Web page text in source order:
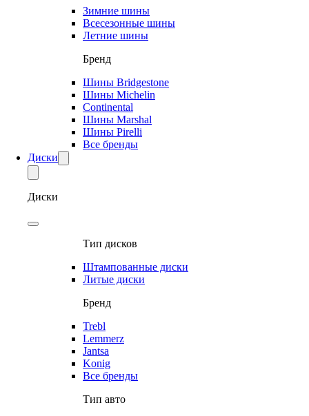
Зимние шины
Всесезонные шины
Летние шины
Бренд
Шины Bridgestone
Шины Michelin
Continental
Шины Marshal
Шины Pirelli
Все бренды
Диски
Диски
Тип дисков
Штампованные диски
Литые диски
Бренд
Trebl
Lemmerz
Jantsa
Konig
Все бренды
Тип авто